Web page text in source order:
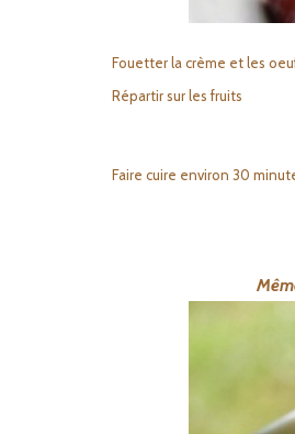
Fouetter la crème et les
Répartir sur les fruits
Faire cuire environ 30